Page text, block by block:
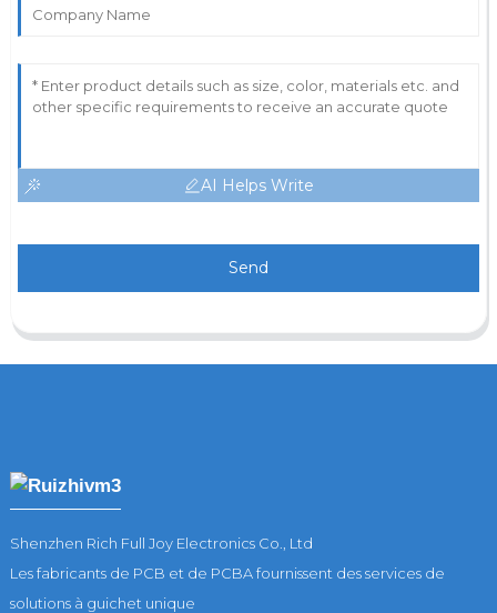
AI Helps Write
Send
Shenzhen Rich Full Joy Electronics Co., Ltd
Les fabricants de PCB et de PCBA fournissent des services de
solutions à guichet unique